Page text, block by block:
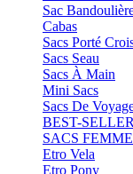
Sac
Cabas
Sacs Porté
Sacs Seau
Sacs À Main
Mini Sacs
Sacs De
BEST-
SACS
Etro Vela
Etro Pony